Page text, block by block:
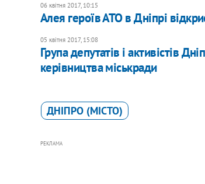
06 квітня 2017, 10:15
Алея героїв АТО в Дніпрі
05 квітня 2017, 15:08
Група депутатів і активістів
керівництва міськради
ДНІПРО (МІСТО)
РЕКЛАМА